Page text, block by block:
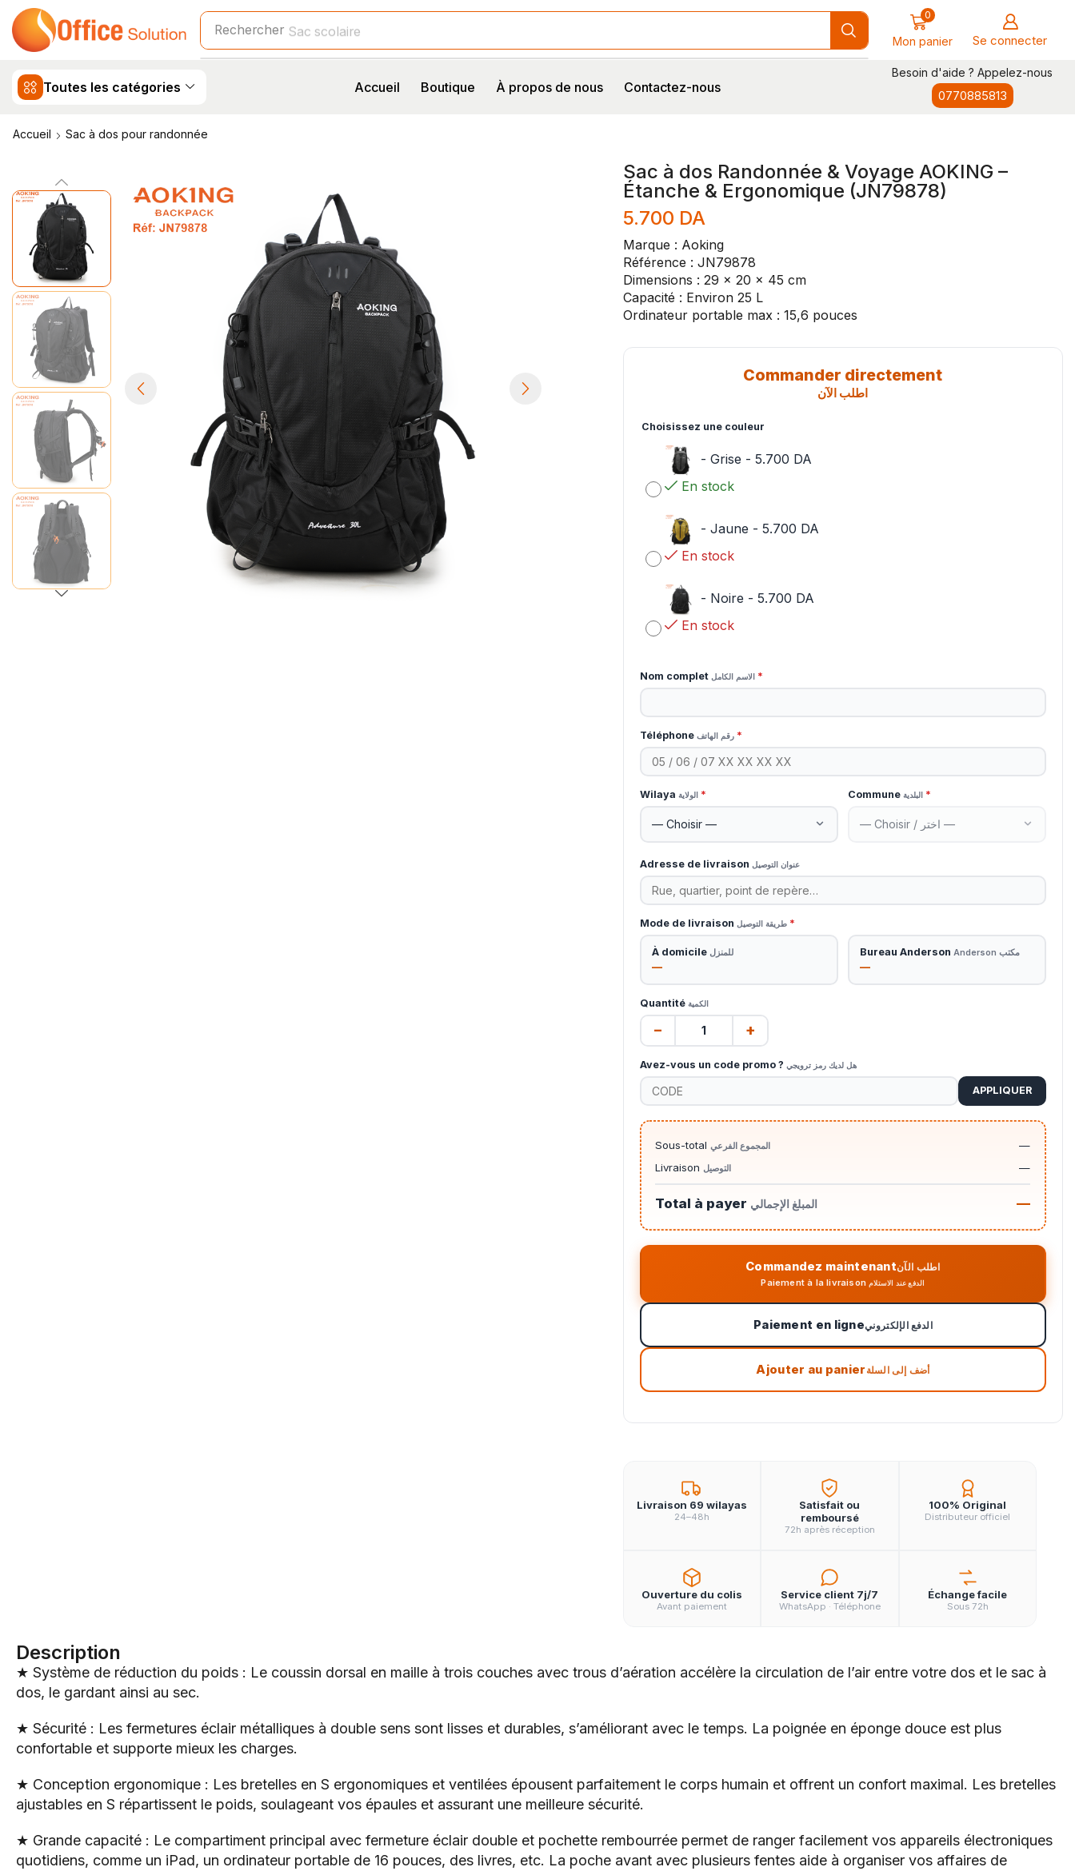
Rechercher Sac scolaire
0
Mon panier Se connecter
Toutes les catégories Accueil Boutique À propos de nous Contactez-nous
Besoin d'aide ? Appelez-nous
0770885813
Accueil Sac à dos pour randonnée
Sac à dos Randonnée & Voyage AOKING –
Étanche & Ergonomique (JN79878)
5.700 DA
Marque : Aoking
Référence : JN79878
Dimensions : 29 x 20 x 45 cm
Capacité : Environ 25 L
Ordinateur portable max : 15,6 pouces
Commander directement
اطلب الآن
Choisissez une couleur
- Grise - 5.700 DA
En stock
- Jaune - 5.700 DA
En stock
- Noire - 5.700 DA
En stock
Nom complet الاسم الكامل *
Téléphone رقم الهاتف *
Wilaya الولاية * Commune البلدية *
Adresse de livraison عنوان التوصيل
Mode de livraison طريقة التوصيل *
À domicileللمنزل
—
Bureau Anderson مكتب Anderson
—
Quantité الكمية
− +
Avez-vous un code promo ? هل لديك رمز ترويجي
APPLIQUER
Sous-totalالمجموع الفرعي
—
Livraisonالتوصيل —
Total à payer المبلغ الإجمالي —
Commandez maintenantاطلب الآن
Paiement à la livraisonالدفع عند الاستلام
Paiement en ligneالدفع الإلكتروني
Ajouter au panier أضف إلى السلة
Livraison 69 wilayas
24–48h
Satisfait ou
remboursé
72h après réception
100% Original
Distributeur officiel
Ouverture du colis
Avant paiement
Service client 7j/7
WhatsApp · Téléphone
Échange facile
Sous 72h
Description
★ Système de réduction du poids : Le coussin dorsal en maille à trois couches avec trous d’aération accélère la circulation de l’air entre votre dos et le sac à
dos, le gardant ainsi au sec.
★ Sécurité : Les fermetures éclair métalliques à double sens sont lisses et durables, s’améliorant avec le temps. La poignée en éponge douce est plus
confortable et supporte mieux les charges.
★ Conception ergonomique : Les bretelles en S ergonomiques et ventilées épousent parfaitement le corps humain et offrent un confort maximal. Les bretelles
ajustables en S répartissent le poids, soulageant vos épaules et assurant une meilleure sécurité.
★ Grande capacité : Le compartiment principal avec fermeture éclair double et pochette rembourrée permet de ranger facilement vos appareils électroniques
quotidiens, comme un iPad, un ordinateur portable de 16 pouces, des livres, etc. La poche avant avec plusieurs fentes aide à organiser vos affaires de